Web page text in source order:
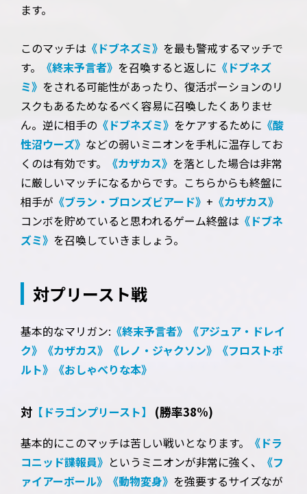
ます。
このマッチは 《ドブネズミ》 を最も警戒するマッチで
す。
《終末予言者》 を召喚すると返しに 《ドブネズ
ミ》 をされる可能性があったり、復活ポーションのリ
スクもあるためなるべく容易に召喚したくありませ
ん。逆に相手の 《ドブネズミ》 をケアするために 《酸
性沼ウーズ》 などの弱いミニオンを手札に温存してお
くのは有効です。
《カザカス》 を落とした場合は非常
に厳しいマッチになるからです。こちらからも終盤に
相手が 《ブラン・ブロンズビアード》 + 《カザカス》
コンボを貯めていると思われるゲーム終盤は 《ドブネ
ズミ》 を召喚していきましょう。
対プリースト戦
基本的なマリガン: 《終末予言者》
《アジュア・ドレイ
ク》
《カザカス》 《レノ・ジャクソン》
《フロストボ
ルト》
《おしゃべりな本》
対 【ドラゴンプリースト】 (勝率38%)
基本的にこのマッチは苦しい戦いとなります。
《ドラ
コニッド諜報員》 というミニオンが非常に強く、
《フ
ァイアーボール》
《動物変身》 を強要するサイズなが